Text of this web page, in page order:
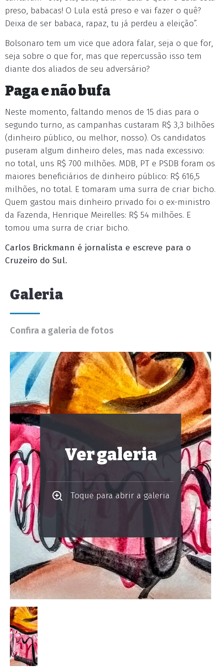
preso, babacas! O Lula está preso e vai fazer o quê?
Deixa de ser babaca, rapaz, tu já perdeu a eleição”.
Bolsonaro tem um vice que adora falar, seja o que for,
seja sobre o que for, mas que repercussão isso tem
diante dos aliados de seu adversário?
Paga e não bufa
Neste momento, faltando menos de 15 dias para o
segundo turno, as campanhas custaram R$ 3,3 bilhões
(dinheiro público, ou melhor, nosso). Os candidatos
puseram algum dinheiro deles, mas nada excessivo:
no total, uns R$ 700 milhões. MDB, PT e PSDB foram os
maiores beneficiários de dinheiro público: R$ 616,5
milhões, no total. E tomaram uma surra de criar bicho.
Quem gastou mais dinheiro privado foi o ex-ministro
da Fazenda, Henrique Meirelles: R$ 54 milhões. E
tomou uma surra de criar bicho.
Carlos Brickmann é jornalista e escreve para o
Cruzeiro do Sul.
Galeria
Confira a galeria de fotos
Ver galeria
Toque para abrir a galeria